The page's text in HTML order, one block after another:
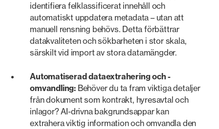
identifiera felklassificerat innehåll och
automatiskt uppdatera metadata – utan att
manuell rensning behövs. Detta förbättrar
datakvaliteten och sökbarheten i stor skala,
särskilt vid import av stora datamängder.
Automatiserad dataextrahering och -
omvandling: Behöver du ta fram viktiga detaljer
från dokument som kontrakt, hyresavtal och
inlagor? AI-drivna bakgrundsappar kan
extrahera viktig information och omvandla den